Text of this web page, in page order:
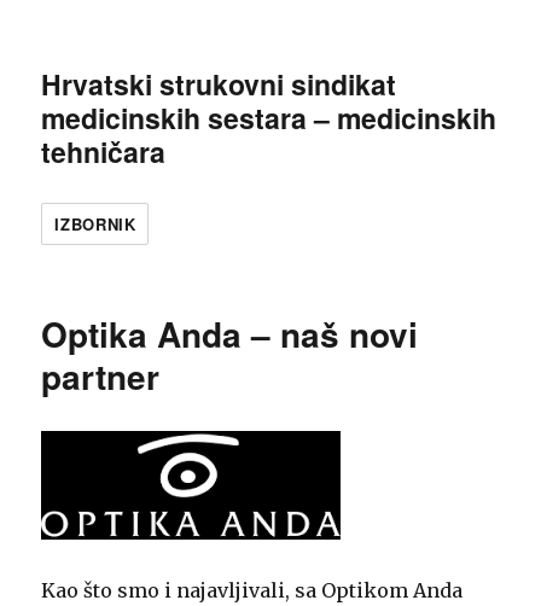
Hrvatski strukovni sindikat
medicinskih sestara – medicinskih
tehničara
IZBORNIK
Optika Anda – naš novi
partner
Kao što smo i najavljivali, sa Optikom Anda